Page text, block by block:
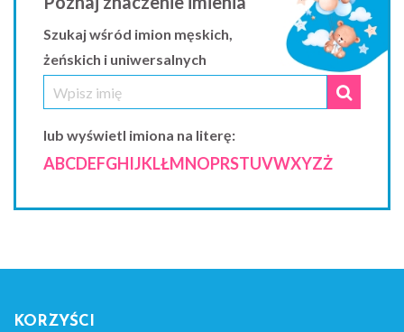
Szukaj wśród imion męskich,
żeńskich i uniwersalnych
lub wyświetl imiona na literę:
ABCDEFGHIJKLŁMNOPRSTUVWXYZŻ
KORZYŚCI